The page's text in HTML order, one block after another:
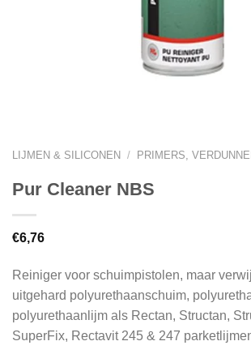
LIJMEN & SILICONEN / PRIMERS,
Pur Cleaner NBS
€6,76
Reiniger voor schuimpistolen, maar
uitgehard polyurethaanschuim,
polyurethaanlijm als Rectan, Structan,
SuperFix, Rectavit 245 & 247